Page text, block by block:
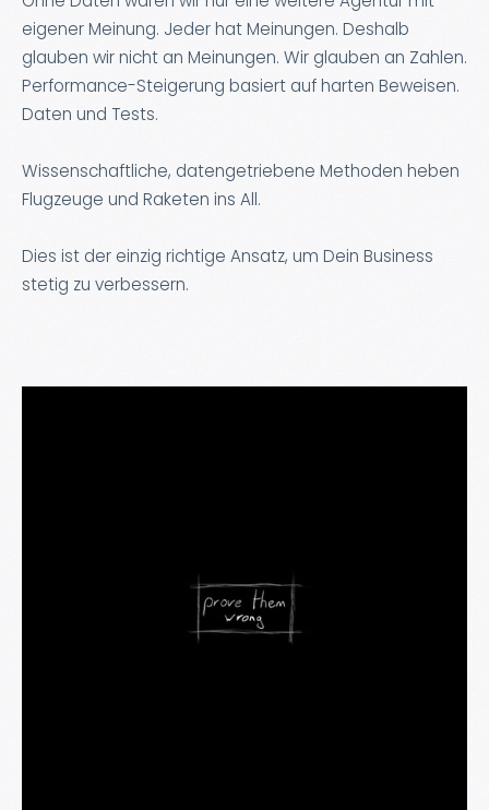
eigener Meinung. Jeder hat Meinungen. Deshalb
glauben wir nicht an Meinungen. Wir glauben an Zahlen.
Performance-Steigerung basiert auf harten Beweisen.
Daten und Tests.
Wissenschaftliche, datengetriebene Methoden heben
Flugzeuge und Raketen ins All.
Dies ist der einzig richtige Ansatz, um Dein Business
stetig zu verbessern.